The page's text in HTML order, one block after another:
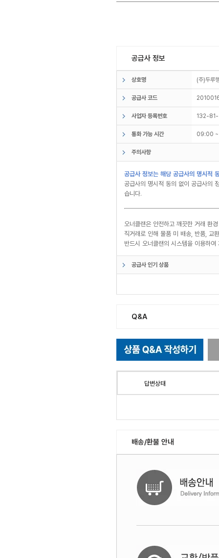
공급사 정보
상호명 (주)두
공급사 코드
사업자 등록번호 132-
통화 가능 시간 09:00
주의사항
공급사 정보는 해당 공급사의 명시적
공급사의 명시적 동의 없이 공급사의
습니다.
오너클랜은 안전하고 깨끗한 거래 환
직거래로 인해 물품 미 배송, 반품, 교
반드시 오너클랜의 시스템을 이용하
공급사 인기 상품
Q&A
답변상태
배송/환불 안내